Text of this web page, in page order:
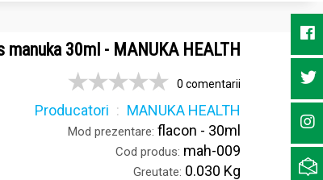
manuka 30ml - MANUKA HEALTH
0 comentarii
Producatori MANUKA HEALTH
Mod prezentare: flacon - 30ml
Cod produs: mah-009
Greutate: 0.030 Kg